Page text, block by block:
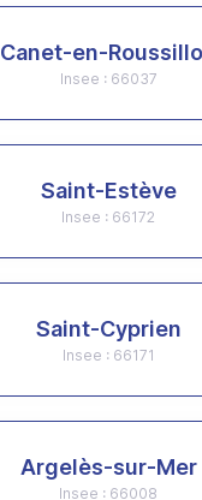
Canet-en-
Insee : 66037
Saint-Estève
Insee : 66172
Saint-Cyprien
Insee : 66171
Argelès-sur-Mer
Insee : 66008